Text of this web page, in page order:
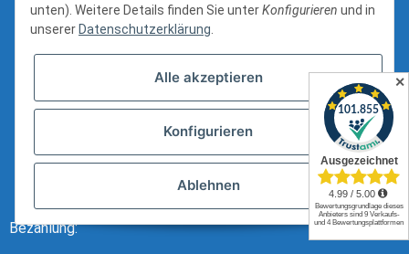
41199 Mönchengladbach
kundenservice@schlauch24.de
Bezahlung:
unten). Weitere Details finden Sie unterKonfigurieren und in
unserer Datenschutzerklärung.
Alle akzeptieren
Konfigurieren
Ablehnen
✕